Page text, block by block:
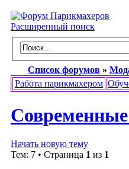
Расширенный поиск
Список форумов »
Работа парикмахером
Начать новую тему
Тем: 7 • Страница 1 из 1